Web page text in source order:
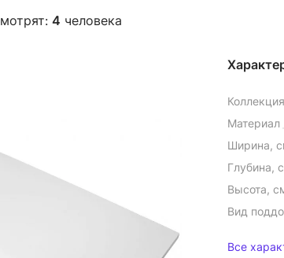
4 человека
Коллекция
Материал
Ширина,
Глубина,
Высота,
Вид
Все